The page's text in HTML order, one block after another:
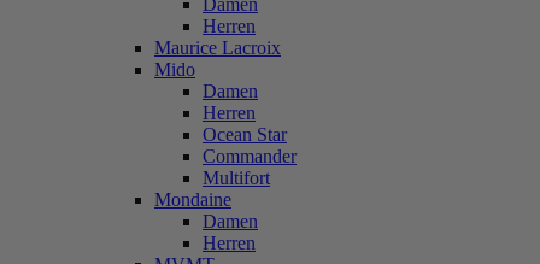
Damen
Herren
Maurice Lacroix
Mido
Damen
Herren
Ocean Star
Commander
Multifort
Mondaine
Damen
Herren